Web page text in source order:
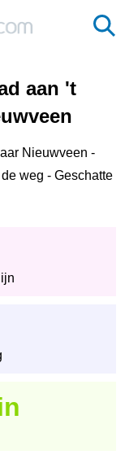
aan 't
Nieuwveen -
weg - Geschatte